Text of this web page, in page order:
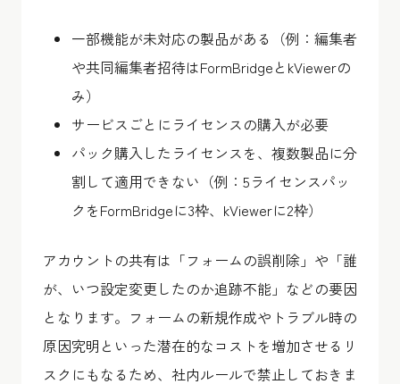
一部機能が未対応の製品がある（例：編集者
や共同編集者招待はFormBridgeとkViewerの
み）
サービスごとにライセンスの購入が必要
パック購入したライセンスを、複数製品に分
割して適用できない（例：5ライセンスパッ
クをFormBridgeに3枠、kViewerに2枠）
アカウントの共有は「フォームの誤削除」や「誰
が、いつ設定変更したのか追跡不能」などの要因
となります。フォームの新規作成やトラブル時の
原因究明といった潜在的なコストを増加させるリ
スクにもなるため、社内ルールで禁止しておきま